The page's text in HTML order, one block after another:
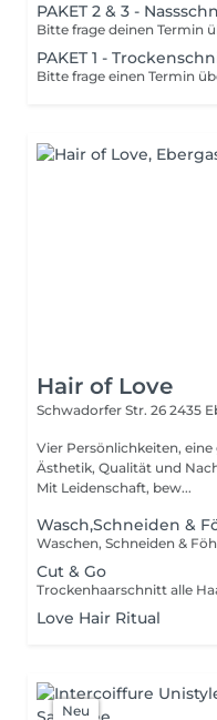
PAKET 2 & 3 -
PAKET 1 -
Hair of Love
Schwadorfer Str. 26 2435
Vier Persönlichkeiten,
Ästhetik, Qualität und
Mit Leidenschaft, bew...
Wasch,Schneiden &
Cut & Go
Trockenhaarschnitt alle
Love Hair Ritual
Neu